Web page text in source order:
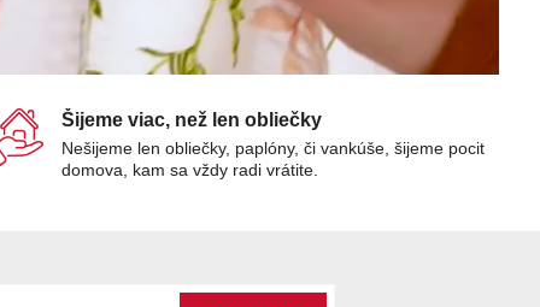
Šijeme viac, než len obliečky
Nešijeme len obliečky, paplóny, či vankúše, šijeme pocit
domova, kam sa vždy radi vrátite.